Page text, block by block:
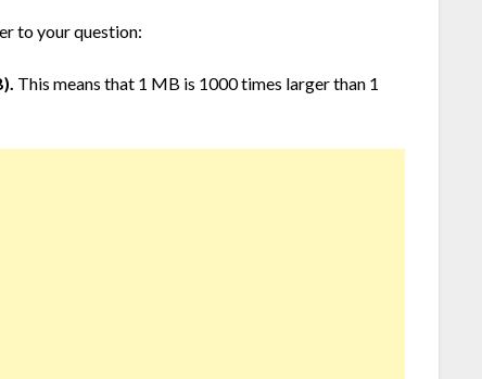
to your question:
This means that 1 MB is 1000 times larger than 1